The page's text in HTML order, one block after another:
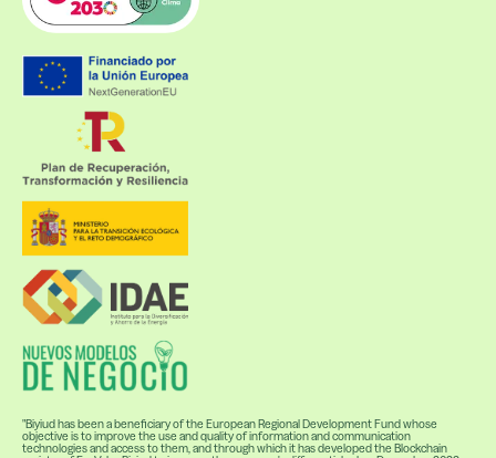
"Biyiud has been a beneficiary of the European Regional Development Fund whose
objective is to improve the use and quality of information and communication
technologies and access to them, and through which it has developed the Blockchain